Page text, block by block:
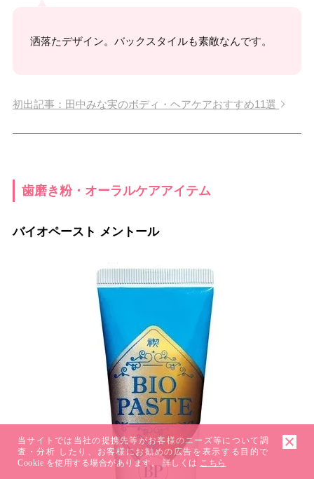
洒落たデザイン。バックスタイルも素敵なんです。
初出記事：田中みな実のボディ・ヘアケアおすすめ11選
歯磨き粉・オーラルケアアイテム
バイオペースト メントール
当サイトでは当社の提携先等がお客様のニーズ等について調
査・分析 したり、お客様にお勧めの広告を表示する目的で
Cookie を使用する場合があります。 詳しくは こちら